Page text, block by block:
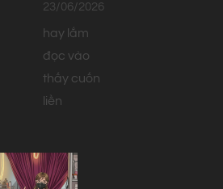
23/06/2026
hay lắm
đọc vào
thấy cuốn
liền